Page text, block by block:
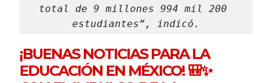
total de 9 millones 994 mil 200
estudiantes”, indicó.
¡BUENAS NOTICIAS PARA LA
EDUCACIÓN EN MÉXICO! 🎒✨